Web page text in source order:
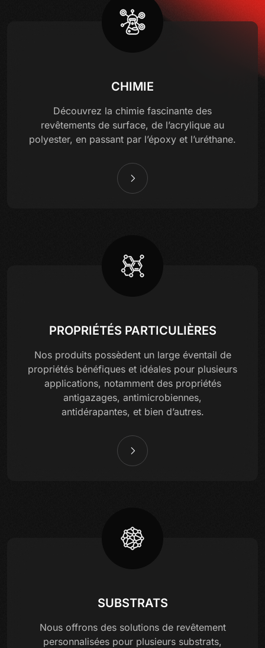
CHIMIE
Découvrez la chimie fascinante des
revêtements de surface, de l’acrylique au
polyester, en passant par l’époxy et l’uréthane.
PROPRIÉTÉS PARTICULIÈRES
Nos produits possèdent un large éventail de
propriétés bénéfiques et idéales pour plusieurs
applications, notamment des propriétés
antigazages, antimicrobiennes,
antidérapantes, et bien d’autres.
SUBSTRATS
Nous offrons des solutions de revêtement
personnalisées pour plusieurs substrats,